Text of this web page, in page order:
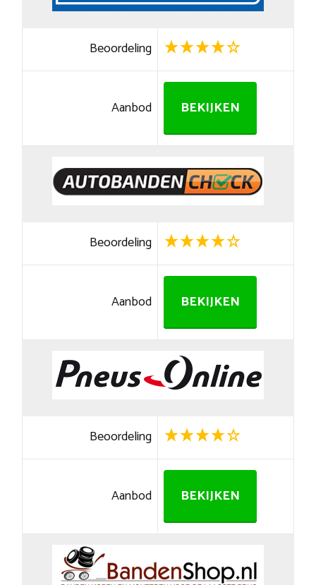
Beoordeling
Aanbod BEKIJKEN
Beoordeling
Aanbod BEKIJKEN
Beoordeling
Aanbod BEKIJKEN